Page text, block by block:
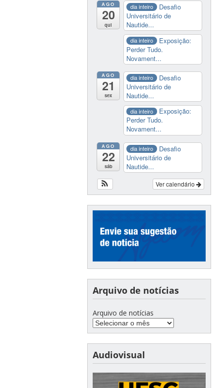
AGO
20
qui
dia inteiro
Desafio
Universitário de
Nautide...
dia inteiro
Exposição:
Perder Tudo.
Novament...
AGO
21
sex
dia inteiro
Desafio
Universitário de
Nautide...
dia inteiro
Exposição:
Perder Tudo.
Novament...
AGO
22
sáb
dia inteiro
Desafio
Universitário de
Nautide...
Ver calendário
Arquivo de notícias
Arquivo de notícias
Audiovisual